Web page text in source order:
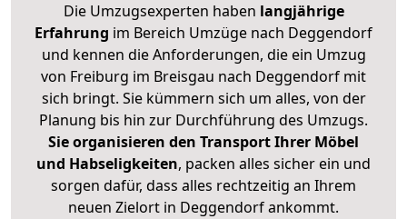
Die Umzugsexperten haben langjährige
Erfahrung im Bereich Umzüge nach Deggendorf
und kennen die Anforderungen, die ein Umzug
von Freiburg im Breisgau nach Deggendorf mit
sich bringt. Sie kümmern sich um alles, von der
Planung bis hin zur Durchführung des Umzugs.
Sie organisieren den Transport Ihrer Möbel
und Habseligkeiten, packen alles sicher ein und
sorgen dafür, dass alles rechtzeitig an Ihrem
neuen Zielort in Deggendorf ankommt.